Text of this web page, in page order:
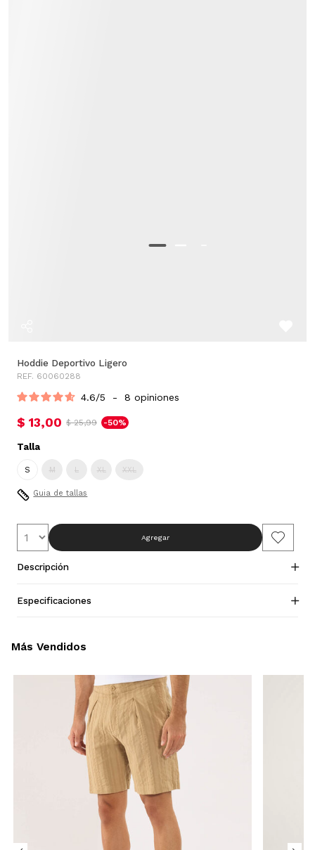
Hoddie Deportivo Ligero
REF. 60060288
4.6/5 - 8 opiniones
$ 13,00 $ 25,99 -50%
Talla
S M L XL XXL
Guia de tallas
Agregar
Descripción
Especificaciones
Más Vendidos